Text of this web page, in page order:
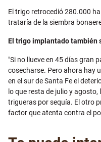
El trigo retrocedió 280.000
trataría de la siembra
El trigo implantado también
"Si no llueve en 45 días gran
cosecharse. Pero ahora hay
en el sur de Santa Fe el
lo que resta de julio y
trigueras por sequía. El otro
factor que atenta contra el